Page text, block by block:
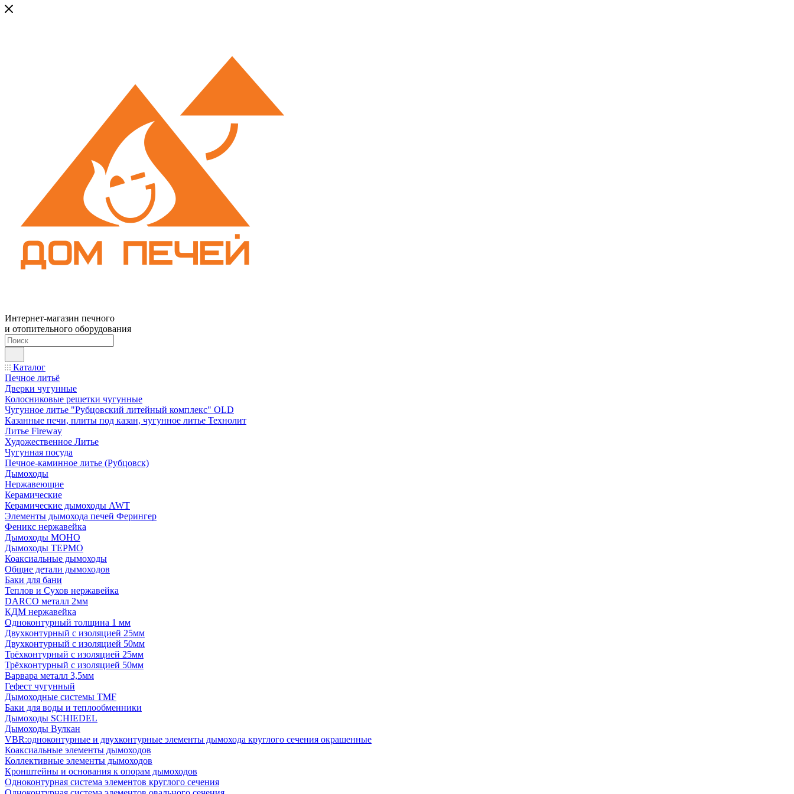
Интернет-магазин печного
и отопительного оборудования
Каталог
Печное литьё
Дверки чугунные
Колосниковые решетки чугунные
Чугунное литье "Рубцовский литейный комплекс" OLD
Казанные печи, плиты под казан, чугунное литье Технолит
Литье Fireway
Художественное Литье
Чугунная посуда
Печное-каминное литье (Рубцовск)
Дымоходы
Нержавеющие
Керамические
Керамические дымоходы AWT
Элементы дымохода печей Ферингер
Феникс нержавейка
Дымоходы МОНО
Дымоходы ТЕРМО
Коаксиальные дымоходы
Общие детали дымоходов
Баки для бани
Теплов и Сухов нержавейка
DARCO металл 2мм
КДМ нержавейка
Одноконтурный толщина 1 мм
Двухконтурный с изоляцией 25мм
Двухконтурный с изоляцией 50мм
Трёхконтурный с изоляцией 25мм
Трёхконтурный с изоляцией 50мм
Варвара металл 3,5мм
Гефест чугунный
Дымоходные системы TMF
Баки для воды и теплообменники
Дымоходы SCHIEDEL
Дымоходы Вулкан
VBR:одноконтурные и двухконтурные элементы дымохода круглого сечения окрашенные
Коаксиальные элементы дымоходов
Коллективные элементы дымоходов
Кронштейны и основания к опорам дымоходов
Одноконтурная система элементов круглого сечения